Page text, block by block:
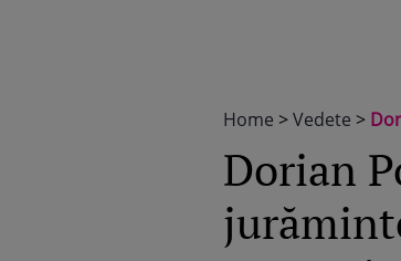
Home >Vedete >
Dorian